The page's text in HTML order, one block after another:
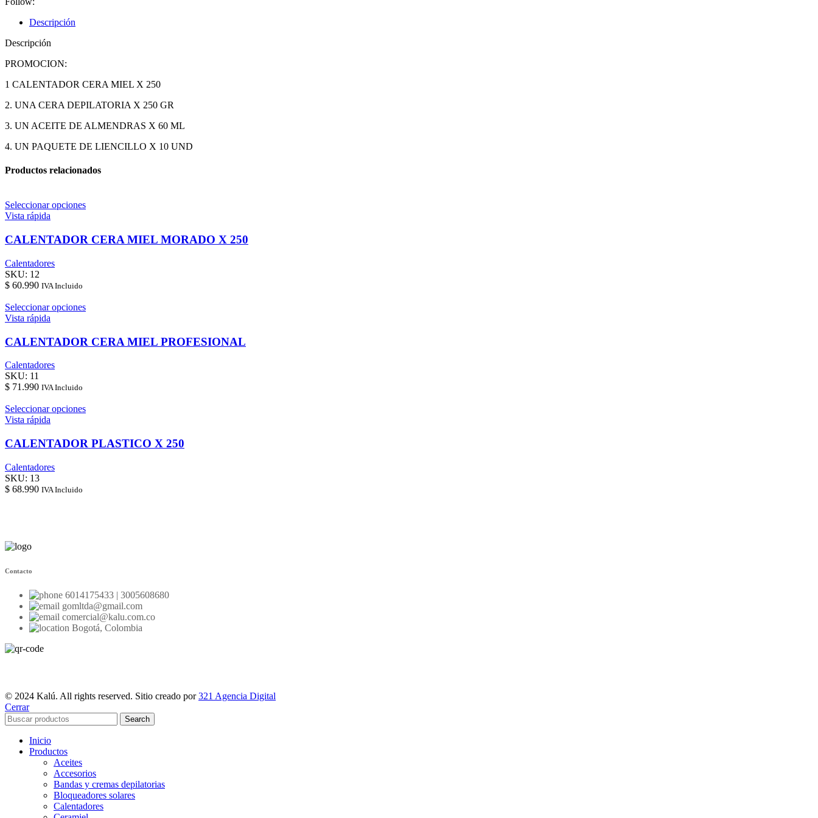
Descripción
Descripción
PROMOCION:
1 CALENTADOR CERA MIEL X 250
2. UNA CERA DEPILATORIA X 250 GR
3. UN ACEITE DE ALMENDRAS X 60 ML
4. UN PAQUETE DE LIENCILLO X 10 UND
Productos relacionados
Seleccionar opciones
Vista rápida
CALENTADOR CERA MIEL MORADO X 250
Calentadores
SKU: 12
$ 60.990 IVA Incluido
Seleccionar opciones
Vista rápida
CALENTADOR CERA MIEL PROFESIONAL
Calentadores
SKU: 11
$ 71.990 IVA Incluido
Seleccionar opciones
Vista rápida
CALENTADOR PLASTICO X 250
Calentadores
SKU: 13
$ 68.990 IVA Incluido
Contacto
6014175433 | 3005608680
gomltda@gmail.com
comercial@kalu.com.co
Bogotá, Colombia
© 2024 Kalú. All rights reserved. Sitio creado por321 Agencia Digital
Cerrar
Search
Inicio
Productos
Aceites
Accesorios
Bandas y cremas depilatorias
Bloqueadores solares
Calentadores